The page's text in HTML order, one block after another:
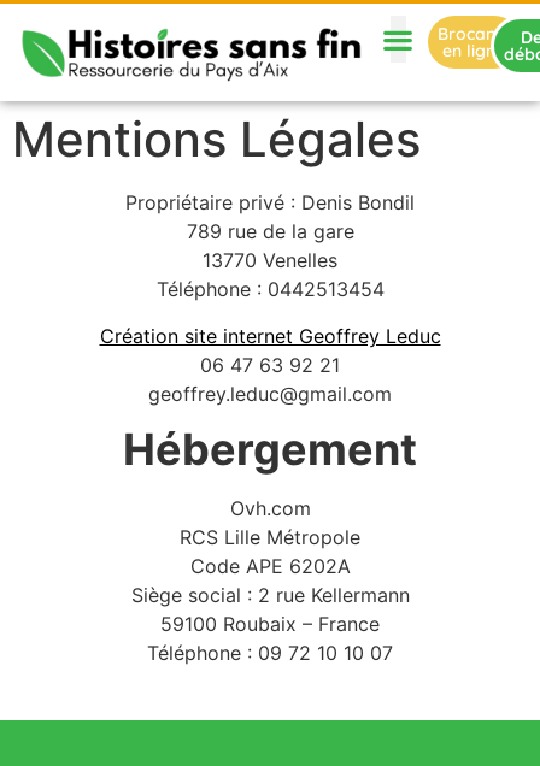
Brocante
en ligne
Mentions Légales
Propriétaire privé : Denis Bondil
789 rue de la gare
13770 Venelles
Téléphone : 0442513454
Création site internet Geoffrey Leduc
06 47 63 92 21
geoffrey.leduc@gmail.com
Hébergement
Ovh.com
RCS Lille Métropole
Code APE 6202A
Siège social : 2 rue Kellermann
59100 Roubaix – France
Téléphone : 09 72 10 10 07